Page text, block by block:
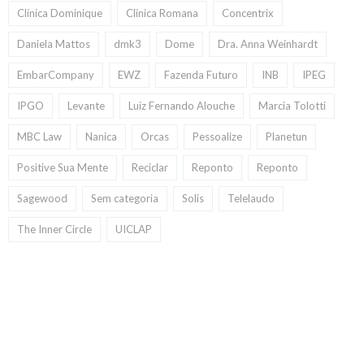
Clínica Dominique Clínica Romana Concentrix
Daniela Mattos dmk3 Dome Dra. Anna Weinhardt
EmbarCompany EWZ Fazenda Futuro INB IPEG
IPGO Levante Luiz Fernando Alouche Marcia Tolotti
MBC Law Nanica Orcas Pessoalize Planetun
Positive Sua Mente Reciclar Reponto Reponto
Sagewood Sem categoria Solis Telelaudo
The Inner Circle UICLAP